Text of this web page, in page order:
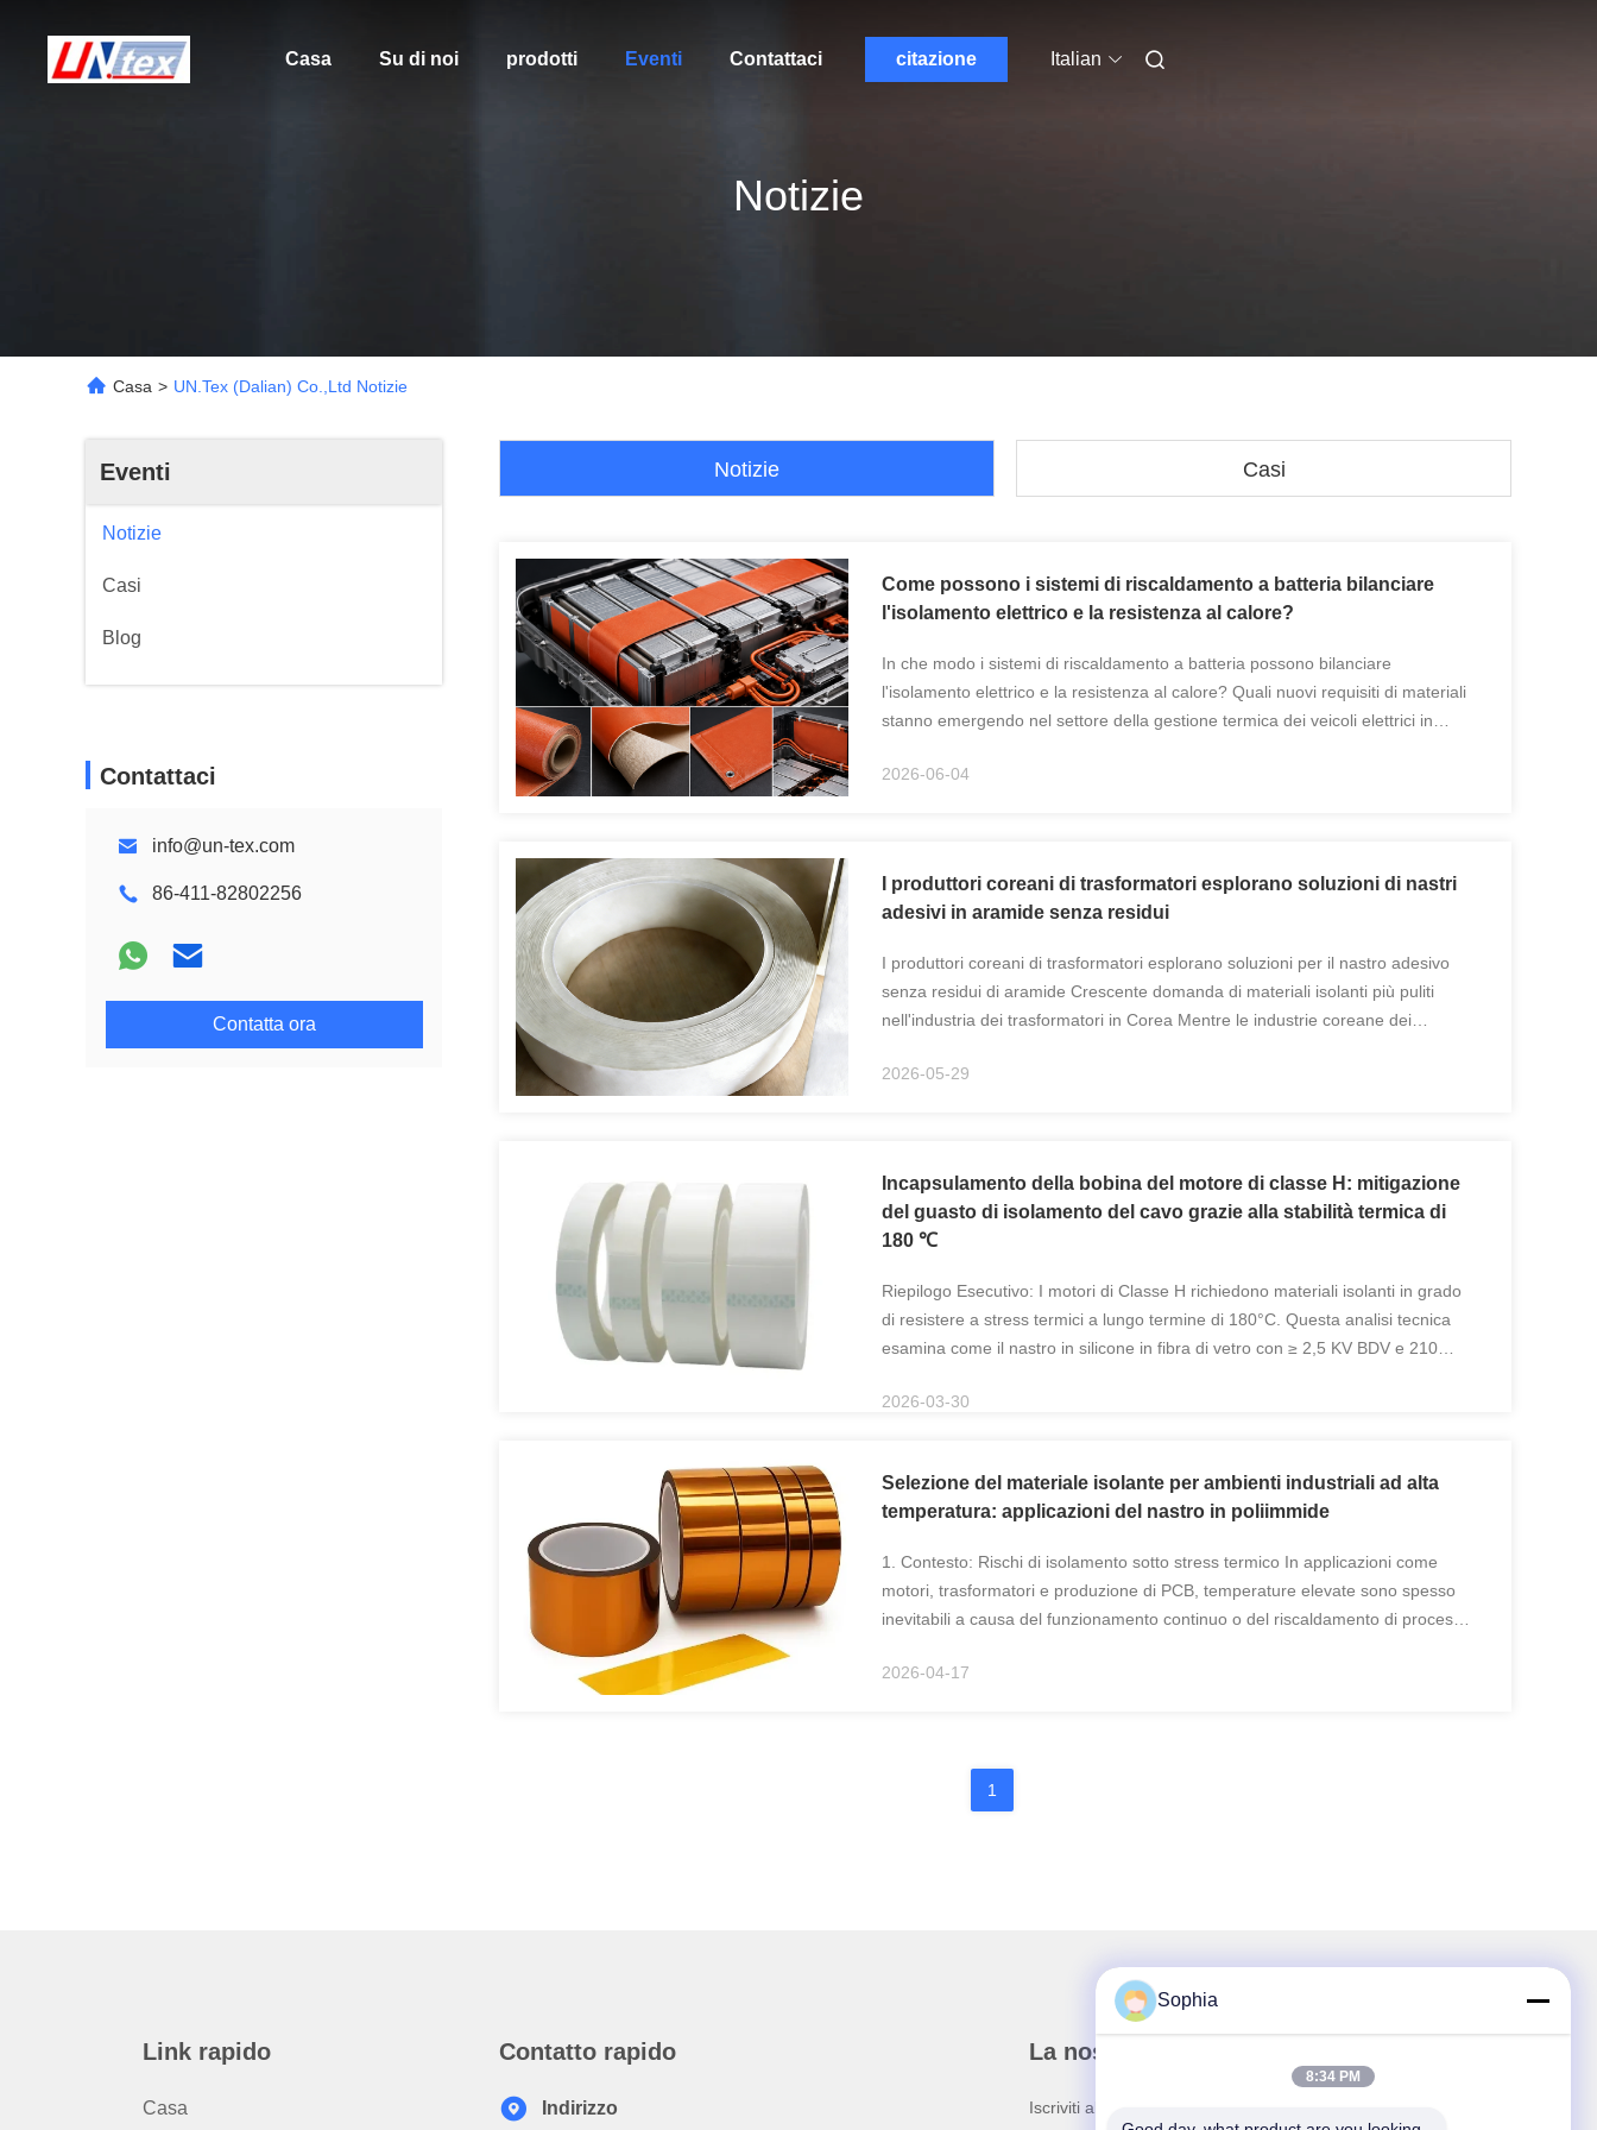
Casa Su di noi prodotti Eventi Contattaci citazione Italian
Notizie
Casa > UN.Tex (Dalian) Co.,Ltd Notizie
Eventi
Notizie
Casi
Blog
Contattaci
info@un-tex.com
86-411-82802256
Contatta ora
Notizie Casi
Come possono i sistemi di riscaldamento a batteria bilanciare
l'isolamento elettrico e la resistenza al calore?
In che modo i sistemi di riscaldamento a batteria possono bilanciare
l'isolamento elettrico e la resistenza al calore? Quali nuovi requisiti di materiali
stanno emergendo nel settore della gestione termica dei veicoli elettrici in
2026-06-04
I produttori coreani di trasformatori esplorano soluzioni di nastri
adesivi in ​​aramide senza residui
I produttori coreani di trasformatori esplorano soluzioni per il nastro adesivo
senza residui di aramide Crescente domanda di materiali isolanti più puliti
nell'industria dei trasformatori in Corea Mentre le industrie coreane dei
2026-05-29
Incapsulamento della bobina del motore di classe H: mitigazione
del guasto di isolamento del cavo grazie alla stabilità termica di
180 ℃
Riepilogo Esecutivo: I motori di Classe H richiedono materiali isolanti in grado
di resistere a stress termici a lungo termine di 180°C. Questa analisi tecnica
esamina come il nastro in silicone in fibra di vetro con ≥ 2,5 KV BDV e 210
2026-03-30
Selezione del materiale isolante per ambienti industriali ad alta
temperatura: applicazioni del nastro in poliimmide
1. Contesto: Rischi di isolamento sotto stress termico In applicazioni come
motori, trasformatori e produzione di PCB, temperature elevate sono spesso
inevitabili a causa del funzionamento continuo o del riscaldamento di processo.
2026-04-17
1
Link rapido
Casa
Contatto rapido
Indirizzo
La nostra newsletter
Iscriviti alla nostra newsletter per sconti e altro ancora.
Sophia
8:34 PM